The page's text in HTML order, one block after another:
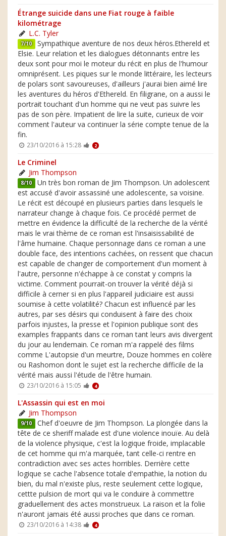
Étrange suicide dans une Fiat rouge à faible
kilométrage
L.C. Tyler
7/10 Sympathique aventure de nos deux héros.Ethereld et
Elsie. Leur relation et les dialogues détonnants entre les
deux sont pour moi le moteur du récit en plus de l'humour
omniprésent. Les piques sur le monde littéraire, les lecteurs
de polars sont savoureuses, d'ailleurs j'aurai bien aimé lire
les aventures du héros d'Ethereld. En filigrane, on a aussi le
portrait touchant d'un homme qui ne veut pas suivre les
pas de son père. Impatient de lire la suite, curieux de voir
comment l'auteur va continuer la série compte tenue de la
fin.
23/10/2016 à 15:28 2
Le Criminel
Jim Thompson
8/10 Un très bon roman de Jim Thompson. Un adolescent
est accusé d'avoir assassiné une adolescente, sa voisine.
Le récit est découpé en plusieurs parties dans lesquels le
narrateur change à chaque fois. Ce procédé permet de
mettre en évidence la difficulté de la recherche de la vérité
mais le vrai thème de ce roman est l'insaisissabilité de
l'âme humaine. Chaque personnage dans ce roman a une
double face, des intentions cachées, on ressent que chacun
est capable de changer de comportement d'un moment à
l'autre, personne n'échappe à ce constat y compris la
victime. Comment pourrait-on trouver la vérité déjà si
difficile à cerner si en plus l'appareil judiciaire est aussi
soumise à cette volatilité? Chacun est influencé par les
autres, par ses désirs qui conduisent à faire des choix
parfois injustes, la presse et l'opinion publique sont des
examples frappants dans ce roman tant leurs avis divergent
du jour au lendemain. Ce roman m'a rappelé des films
comme L'autopsie d'un meurtre, Douze hommes en colère
ou Rashomon dont le sujet est la recherche difficile de la
vérité mais aussi l'étude de l'être humain.
23/10/2016 à 15:05 4
L'Assassin qui est en moi
Jim Thompson
9/10 Chef d'oeuvre de Jim Thompson. La plongée dans la
tête de ce sheriff malade est d'une violence inouïe. Au delà
de la violence physique, c'est la logique froide, implacable
de cet homme qui m'a marquée, tant celle-ci rentre en
contradiction avec ses actes horribles. Derrière cette
logique se cache l'absence totale d'empathie, la notion du
bien, du mal n'existe plus, reste seulement cette logique,
cettte pulsion de mort qui va le conduire à commettre
graduellement des actes monstrueux. La raison et la folie
n'auront jamais été aussi proches que dans ce roman.
23/10/2016 à 14:38 4